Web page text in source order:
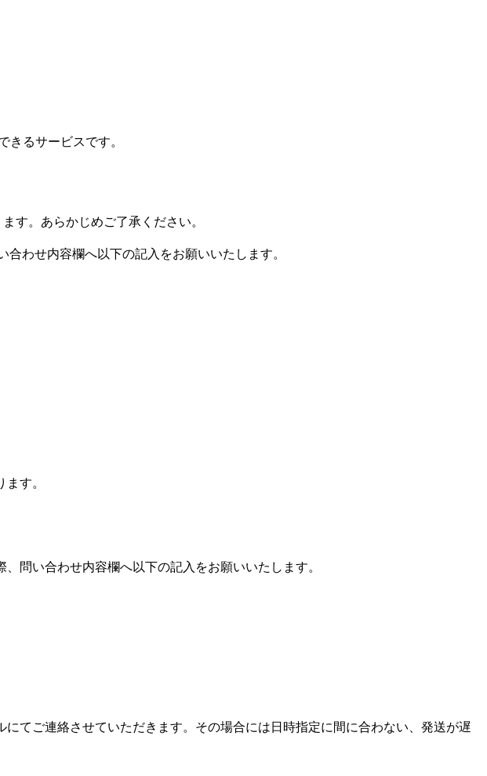
きるサービスです。
す。あらかじめご了承ください。
わせ内容欄へ以下の記入をお願いいたします。
す。
問い合わせ内容欄へ以下の記入をお願いいたします。
てご連絡させていただきます。その場合には日時指定に間に合わない、発送が遅